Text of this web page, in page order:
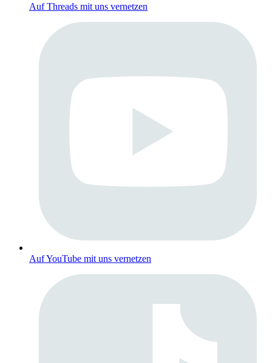
Auf Threads mit uns vernetzen
Auf YouTube mit uns vernetzen